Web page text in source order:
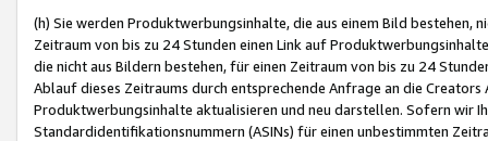
(h) Sie werden Produktwerbungsinhalte, die aus einem Bild bestehen,
Zeitraum von bis zu 24 Stunden einen Link auf
die nicht aus Bildern bestehen, für einen Zeitraum von bis zu 24
Ablauf dieses Zeitraums durch entsprechende Anfrage an die
Produktwerbungsinhalte aktualisieren und neu darstellen. Sofern wir
Standardidentifikationsnummern (ASINs) für einen unbestimmten